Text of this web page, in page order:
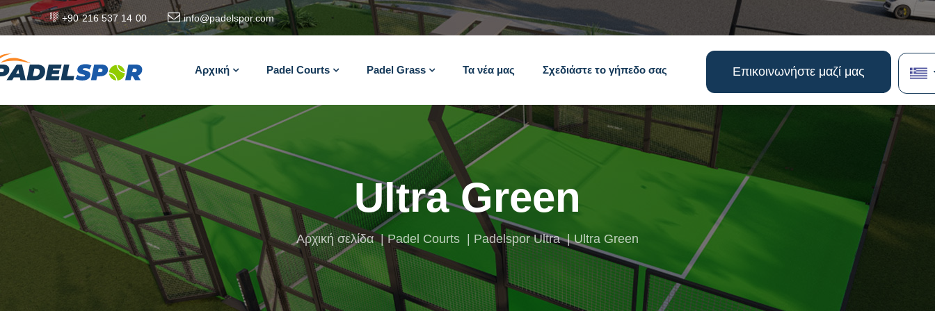
+90 216 537 14 00 info@padelspor.com
Αρχική Padel Courts Padel Grass Τα νέα μας Σχεδιάστε το γήπεδο σας Επικοινωνήστε μαζί μας
Ultra Green
Αρχική σελίδα Padel Courts Padelspor Ultra Ultra Green